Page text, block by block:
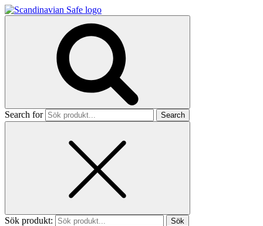
Search for
Sök produkt: